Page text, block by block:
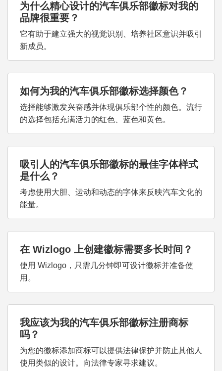
为什么精心设计的汽车俱乐部徽标对我的
品牌很重要？
它有助于建立强大的视觉识别、培养社区意识并吸引
新成员。
如何为我的汽车俱乐部徽标选择颜色？
选择能够激发兴奋感并体现俱乐部个性的颜色。流行
的选择包括充满活力的红色、蓝色和黄色。
吸引人的汽车俱乐部徽标的最佳字体样式
是什么？
考虑使用大胆、运动和动态的字体来反映汽车文化的
能量。
在 Wizlogo 上创建徽标需要多长时间？
使用 Wizlogo，只需几分钟即可设计徽标并准备使
用。
我应该为我的汽车俱乐部徽标注册商标
吗？
为您的徽标添加商标可以提供法律保护并防止其他人
使用类似的设计。向法律专家寻求建议。